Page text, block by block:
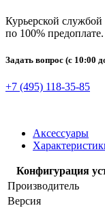
Курьерской
по 100%
Задать вопрос (с 10:00
+7 (495) 118-35-85
Аксессуары
Конфигурация
Производитель
Версия